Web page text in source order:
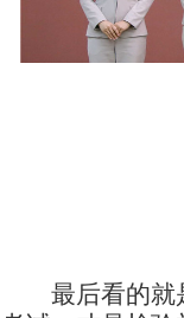
最后看的就是